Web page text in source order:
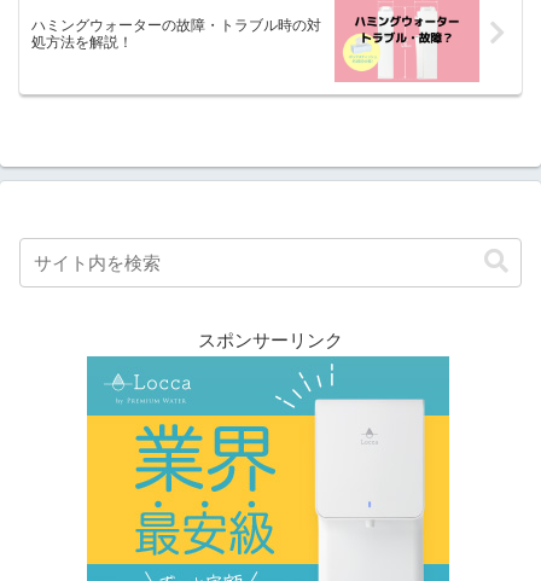
ハミングウォーターの故障・トラブル時の対
処方法を解説！
スポンサーリンク